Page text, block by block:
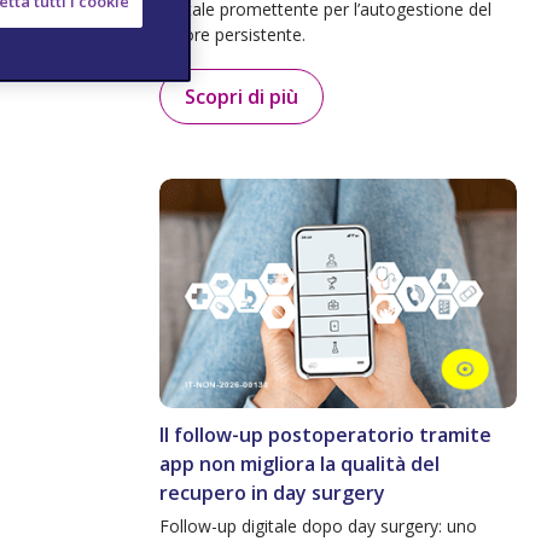
digitale promettente per l’autogestione del
dolore persistente.
Scopri di più
Il follow-up postoperatorio tramite
app non migliora la qualità del
recupero in day surgery
Follow-up digitale dopo day surgery: uno